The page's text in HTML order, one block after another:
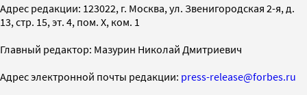
Адрес редакции: 123022, г. Москва, ул. Звенигородская 2-я, д.
13, стр. 15, эт. 4, пом. X, ком. 1
Главный редактор: Мазурин Николай Дмитриевич
Адрес электронной почты редакции: press-release@forbes.ru